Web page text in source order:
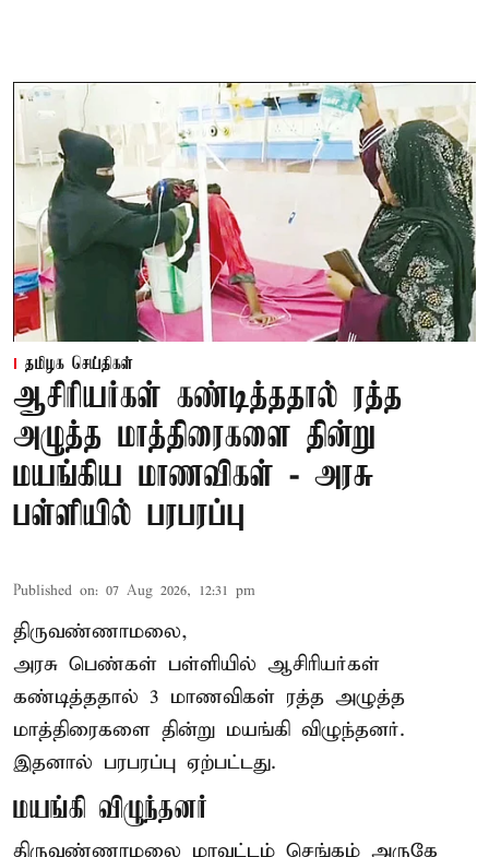
தமிழக செய்திகள்
ஆசிரியர்கள் கண்டித்ததால் ரத்த
அழுத்த மாத்திரைகளை தின்று
மயங்கிய மாணவிகள் - அரசு
பள்ளியில் பரபரப்பு
Published on: 07 Aug 2026, 12:31 pm
திருவண்ணாமலை,
அரசு பெண்கள் பள்ளியில் ஆசிரியர்கள்
கண்டித்ததால் 3 மாணவிகள் ரத்த அழுத்த
மாத்திரைகளை தின்று மயங்கி விழுந்தனர்.
இதனால் பரபரப்பு ஏற்பட்டது.
மயங்கி விழுந்தனர்
திருவண்ணாமலை மாவட்டம் செங்கம் அருகே